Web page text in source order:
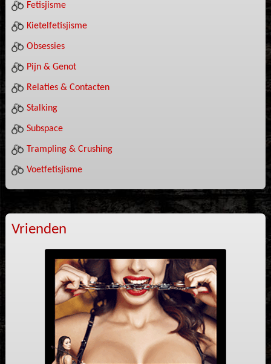
Fetisjisme
Kietelfetisjisme
Obsessies
Pijn & Genot
Relaties & Contacten
Stalking
Subspace
Trampling & Crushing
Voetfetisjisme
Vrienden